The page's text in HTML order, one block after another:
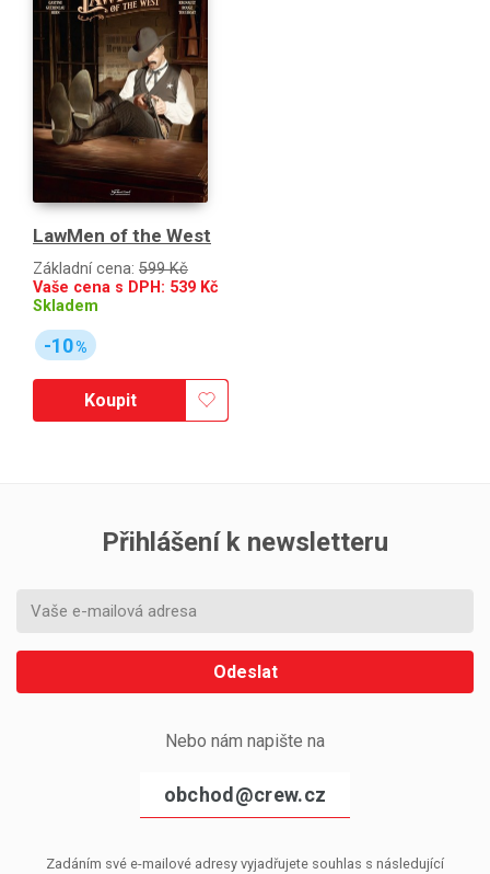
LawMen of the West
Základní cena: 599 Kč
Vaše cena s DPH: 539 Kč
Skladem
-10%
Koupit
Přihlášení k newsletteru
Odeslat
Nebo nám napište na
obchod@crew.cz
Zadáním své e-mailové adresy vyjadřujete souhlas s následující